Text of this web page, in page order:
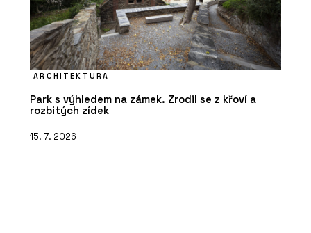
ARCHITEKTURA
Park s výhledem na zámek. Zrodil se z křoví a
rozbitých zídek
15. 7. 2026